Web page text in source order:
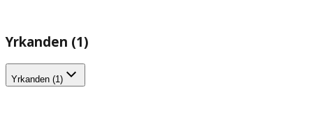
Yrkanden (1)
Yrkanden (1)